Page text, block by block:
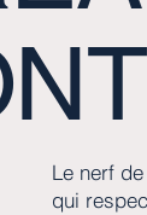
Le nerf
qui